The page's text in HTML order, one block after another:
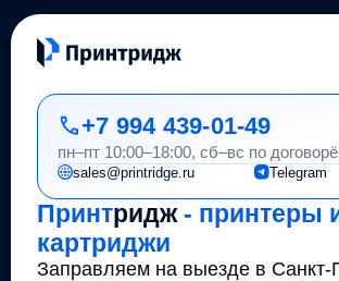
Принтридж- принтеры
картриджи
Заправляем на выезде в Санкт-
+7 994 439-01-49
пн–пт 10:00–18:00, сб–вс по
sales@printridge.ru Telegram